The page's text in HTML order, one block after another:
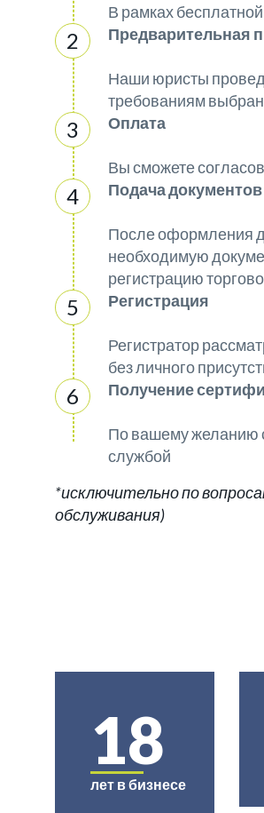
В рамках
Предварительная
Наши юристы
требованиям
Оплата
Вы сможете
Подача документов
После оформления
необходимую
регистрацию
Регистрация
Регистратор
без личного
Получение
По вашему желанию
службой
*исключительно по
обслуживания)
18
лет в бизнесе